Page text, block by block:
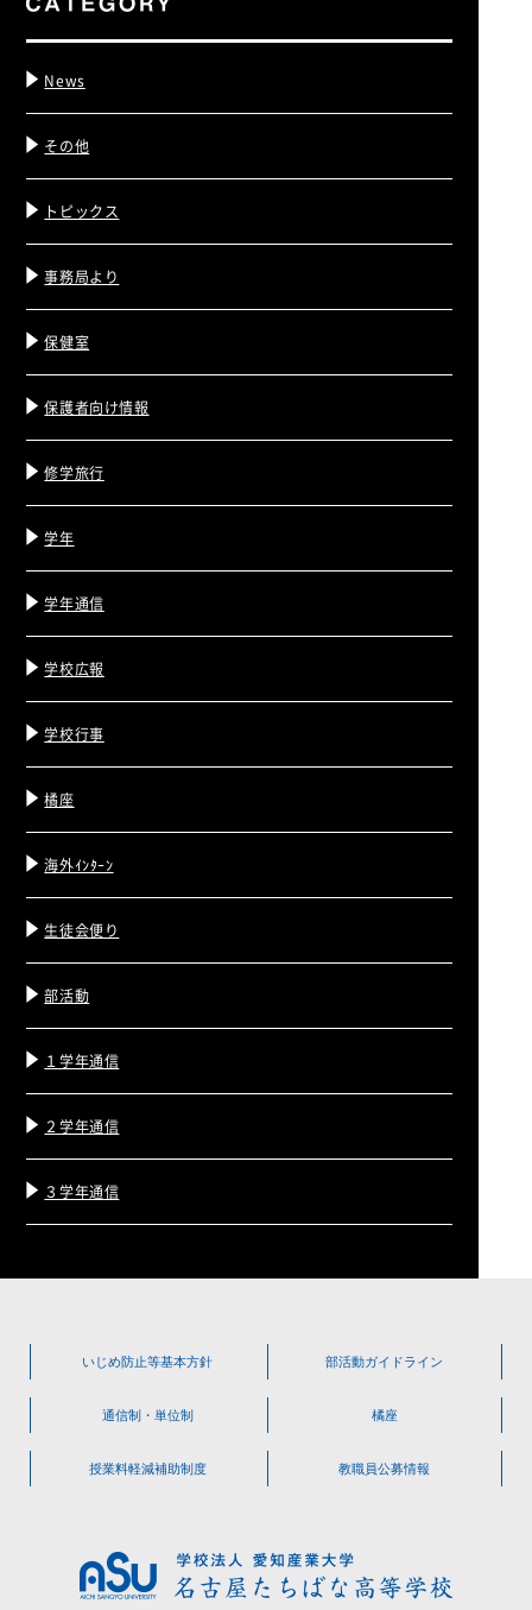
News
その他
トピックス
事務局より
保健室
保護者向け情報
修学旅行
学年
学年通信
学校広報
学校行事
橘座
海外ｲﾝﾀｰﾝ
生徒会便り
部活動
１学年通信
２学年通信
３学年通信
いじめ防止等基本方針 部活動ガイドライン
通信制・単位制 橘座
授業料軽減補助制度 教職員公募情報